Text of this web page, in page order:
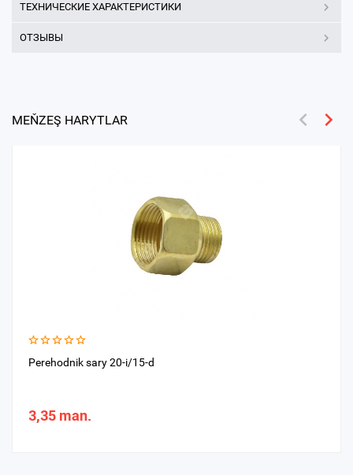
ТЕХНИЧЕСКИЕ ХАРАКТЕРИСТИКИ
ОТЗЫВЫ
MEŇZEŞ HARYTLAR
Perehodnik sary 20-i/15-d
3,35 man.